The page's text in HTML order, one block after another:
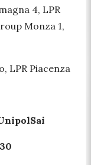
4, LPR
Monza 1,
LPR Piacenza